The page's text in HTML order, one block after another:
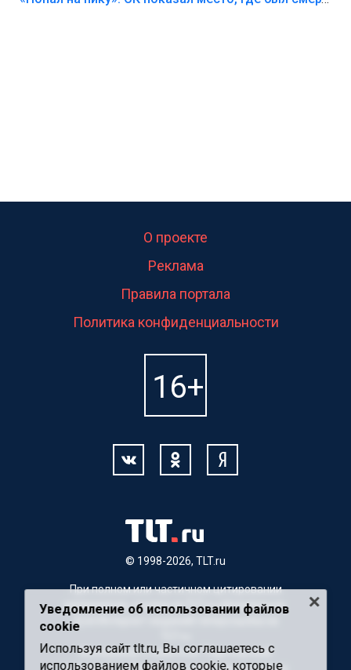
© 1998-2026, TLT.ru
О проекте
Реклама
Правила портала
Политика конфиденциальности
При полном или частичном цитировании
материалов, ссылка на TLT.ru обязательна.
Для Интернет-изданий гиперссылка на
Материалы с пометкой "Партнерский
материал" публикуются на правах рекламы.
Уведомление об использовании файлов
cookie
Используя сайт tlt.ru, Вы соглашаетесь с
использованием файлов cookie, которые